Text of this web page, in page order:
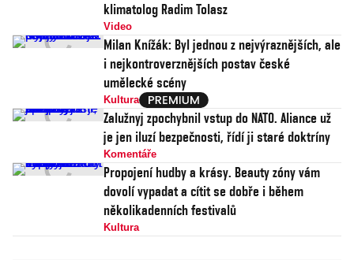
klimatolog Radim Tolasz
Video
Milan Knížák: Byl jednou z nejvýraznějších, ale
i nejkontroverznějších postav české
umělecké scény
Kultura
Zalužnyj zpochybnil vstup do NATO. Aliance už
je jen iluzí bezpečnosti, řídí ji staré doktríny
Komentáře
Propojení hudby a krásy. Beauty zóny vám
dovolí vypadat a cítit se dobře i během
několikadenních festivalů
Kultura